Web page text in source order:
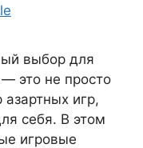
выбор для
— это не просто
игр,
себя. В этом
игровые